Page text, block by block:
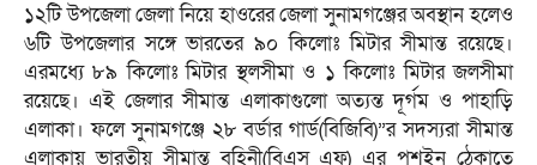
১২টি উপজেলা জেলা নিয়ে হাওরের জেলা সুনামগঞ্জের অবস্থান হলেও
৬টি উপজেলার সঙ্গে ভারতের ৯০ কিলোঃ মিটার সীমান্ত রয়েছে।
এরমধ্যে ৮৯ কিলোঃ মিটার স্থলসীমা ও ১ কিলোঃ মিটার জলসীমা
রয়েছে। এই জেলার সীমান্ত এলাকাগুলো অত্যন্ত দূর্গম ও পাহাড়ি
এলাকা। ফলে সুনামগঞ্জে ২৮ বর্ডার গার্ড(বিজিবি)”র সদস্যরা সীমান্ত
এলাকায় ভারতীয় সীমান্ত বহিনী(বিএস এফ) এর পুশইন ঠেকাতে